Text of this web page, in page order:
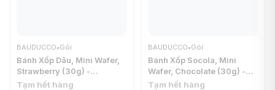
BAUDUCCO•Gói
Bánh Xốp Dâu, Mini Wafer,
Strawberry (30g) -
BAUDUCCO
Tạm hết hàng
BAUDUCCO•Gói
Bánh Xốp Socola, Mini
Wafer, Chocolate (30g) -
BAUDUCCO
Tạm hết hàng